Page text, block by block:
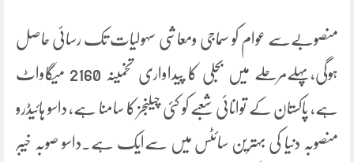
منصوبےسے عوام کو سماجی ومعاشی سہولیات تک رسائی حاصل
ہوگی،پہلےمرحلے میں بجلی کا پیداواری تخمینہ 2160 میگاواٹ
ہے، پاکستان کے توانائی شعبے کو کئی چیلنجز کا سامنا ہے، داسو ہائیڈرو
منصوبہ دنیا کی بہترین سائٹس میں سےایک ہے۔داسو صوبہ خیبر